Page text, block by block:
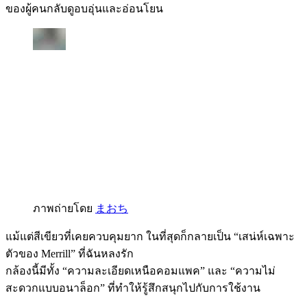
ของผู้คนกลับดูอบอุ่นและอ่อนโยน
ภาพถ่ายโดย まおち
แม้แต่สีเขียวที่เคยควบคุมยาก ในที่สุดก็กลายเป็น “เสน่ห์เฉพาะ
ตัวของ Merrill” ที่ฉันหลงรัก
กล้องนี้มีทั้ง “ความละเอียดเหนือคอมแพค” และ “ความไม่
สะดวกแบบอนาล็อก” ที่ทำให้รู้สึกสนุกไปกับการใช้งาน